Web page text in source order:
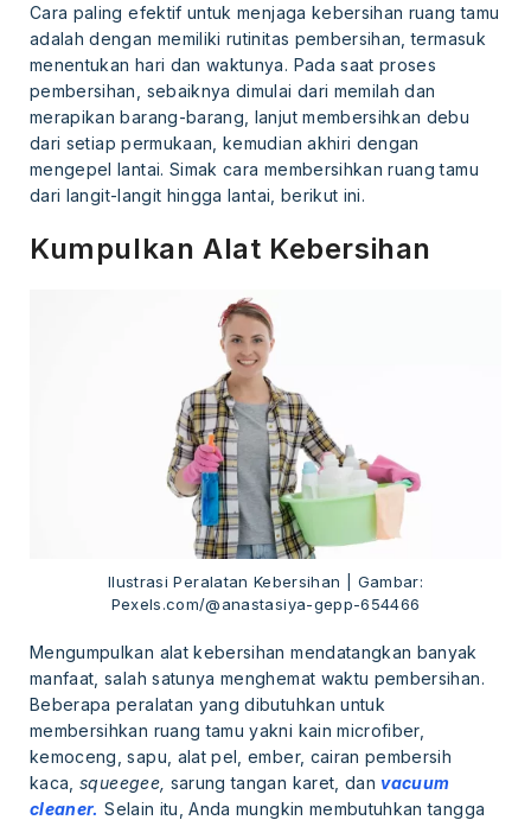
Cara paling efektif untuk menjaga kebersihan ruang tamu
adalah dengan memiliki rutinitas pembersihan, termasuk
menentukan hari dan waktunya. Pada saat proses
pembersihan, sebaiknya dimulai dari memilah dan
merapikan barang-barang, lanjut membersihkan debu
dari setiap permukaan, kemudian akhiri dengan
mengepel lantai. Simak cara membersihkan ruang tamu
dari langit-langit hingga lantai, berikut ini.
Kumpulkan Alat Kebersihan
Ilustrasi Peralatan Kebersihan | Gambar:
Pexels.com/@anastasiya-gepp-654466
Mengumpulkan alat kebersihan mendatangkan banyak
manfaat, salah satunya menghemat waktu pembersihan.
Beberapa peralatan yang dibutuhkan untuk
membersihkan ruang tamu yakni kain microfiber,
kemoceng, sapu, alat pel, ember, cairan pembersih
kaca,squeegee, sarung tangan karet, dan vacuum
cleaner. Selain itu, Anda mungkin membutuhkan tangga